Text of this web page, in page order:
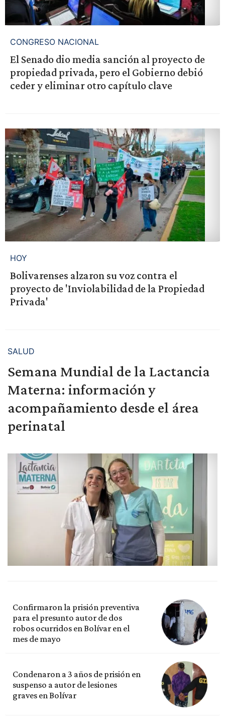
CONGRESO NACIONAL
El Senado dio media sanción al proyecto de
propiedad privada, pero el Gobierno debió
ceder y eliminar otro capítulo clave
HOY
Bolivarenses alzaron su voz contra el
proyecto de 'Inviolabilidad de la Propiedad
Privada'
SALUD
Semana Mundial de la Lactancia
Materna: información y
acompañamiento desde el área
perinatal
Confirmaron la prisión preventiva
para el presunto autor de dos
robos ocurridos en Bolívar en el
mes de mayo
Condenaron a 3 años de prisión en
suspenso a autor de lesiones
graves en Bolívar